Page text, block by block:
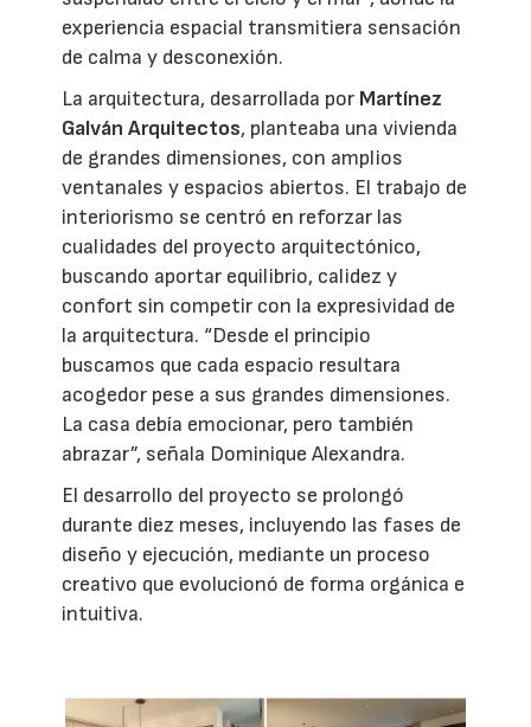
experiencia espacial transmitiera sensación
de calma y desconexión.
La arquitectura, desarrollada por Martínez
Galván Arquitectos, planteaba una vivienda
de grandes dimensiones, con amplios
ventanales y espacios abiertos. El trabajo de
interiorismo se centró en reforzar las
cualidades del proyecto arquitectónico,
buscando aportar equilibrio, calidez y
confort sin competir con la expresividad de
la arquitectura. “Desde el principio
buscamos que cada espacio resultara
acogedor pese a sus grandes dimensiones.
La casa debía emocionar, pero también
abrazar”, señala Dominique Alexandra.
El desarrollo del proyecto se prolongó
durante diez meses, incluyendo las fases de
diseño y ejecución, mediante un proceso
creativo que evolucionó de forma orgánica e
intuitiva.